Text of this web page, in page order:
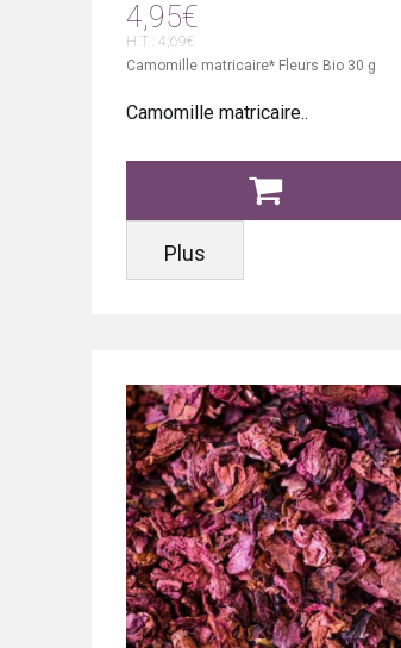
4,95€
H.T : 4,69€
Camomille matricaire* Fleurs Bio 30 g
Camomille matricaire..
Plus